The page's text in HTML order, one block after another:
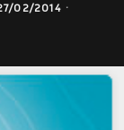
02/2014 ·